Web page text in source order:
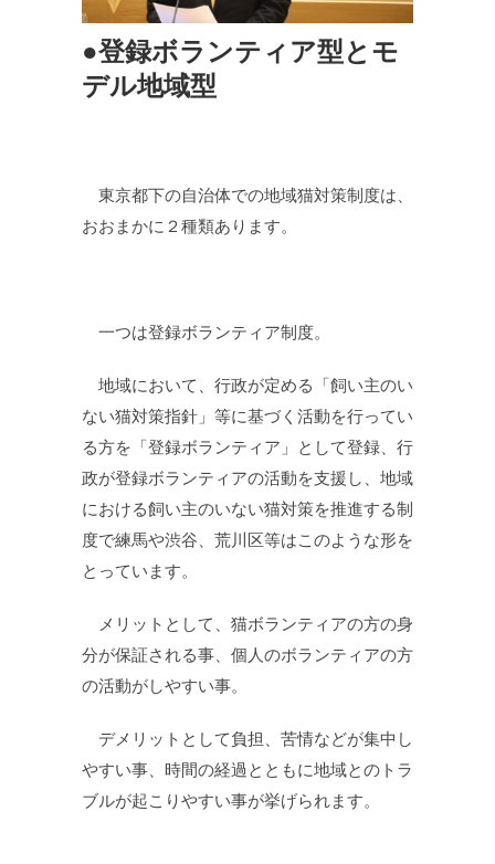
●登録ボランティア型とモ
デル地域型
東京都下の自治体での地域猫対策制度は、
おおまかに２種類あります。
一つは登録ボランティア制度。
地域において、行政が定める「飼い主のい
ない猫対策指針」等に基づく活動を行ってい
る方を「登録ボランティア」として登録、行
政が登録ボランティアの活動を支援し、地域
における飼い主のいない猫対策を推進する制
度で練馬や渋谷、荒川区等はこのような形を
とっています。
メリットとして、猫ボランティアの方の身
分が保証される事、個人のボランティアの方
の活動がしやすい事。
デメリットとして負担、苦情などが集中し
やすい事、時間の経過とともに地域とのトラ
ブルが起こりやすい事が挙げられます。